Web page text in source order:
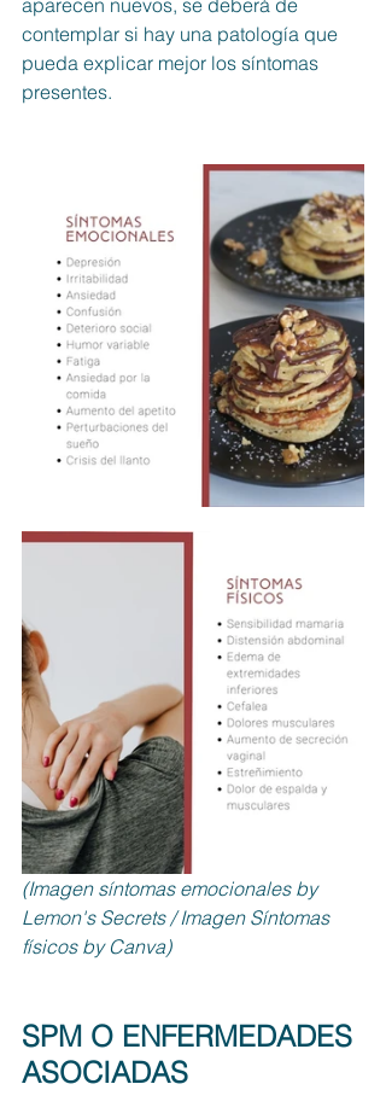
aparecen nuevos, se deberá de
contemplar si hay una patología que
pueda explicar mejor los síntomas
presentes.
(Imagen síntomas emocionales by
Lemon's Secrets / Imagen Síntomas
físicos by Canva)
SPM O ENFERMEDADES
ASOCIADAS